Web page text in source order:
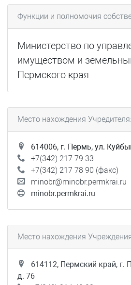
Функции и полномочия
Министерство по
имуществом и
Пермского края
Место нахождения Учредителя:
614006, г. Пермь, ул.
+7(342) 217 79 33
+7(342) 217 78 90 (факс)
minobr@minobr.permkrai.ru
minobr.permkrai.ru
Место нахождения
614112, Пермский край, г.
д. 76